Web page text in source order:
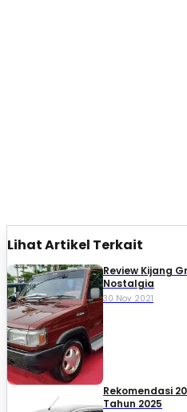
Lihat Artikel Terkait
Review Kijang
Nostalgia
30 Nov 2021
Rekomendasi
Tahun 2025